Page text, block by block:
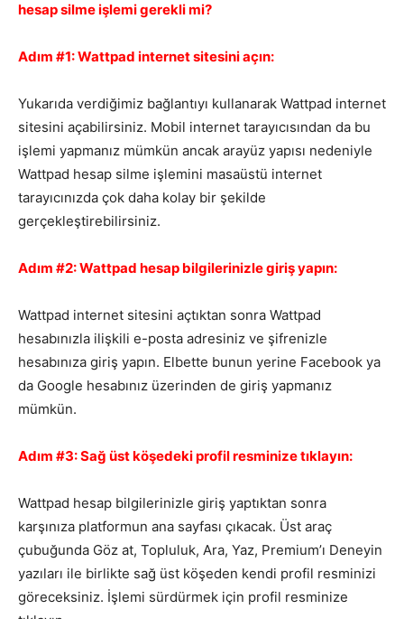
hesap silme işlemi gerekli mi?
Adım #1: Wattpad internet sitesini açın:
Yukarıda verdiğimiz bağlantıyı kullanarak Wattpad internet
sitesini açabilirsiniz. Mobil internet tarayıcısından da bu
işlemi yapmanız mümkün ancak arayüz yapısı nedeniyle
Wattpad hesap silme işlemini masaüstü internet
tarayıcınızda çok daha kolay bir şekilde
gerçekleştirebilirsiniz.
Adım #2: Wattpad hesap bilgilerinizle giriş yapın:
Wattpad internet sitesini açtıktan sonra Wattpad
hesabınızla ilişkili e-posta adresiniz ve şifrenizle
hesabınıza giriş yapın. Elbette bunun yerine Facebook ya
da Google hesabınız üzerinden de giriş yapmanız
mümkün.
Adım #3: Sağ üst köşedeki profil resminize tıklayın:
Wattpad hesap bilgilerinizle giriş yaptıktan sonra
karşınıza platformun ana sayfası çıkacak. Üst araç
çubuğunda Göz at, Topluluk, Ara, Yaz, Premium’ı Deneyin
yazıları ile birlikte sağ üst köşeden kendi profil resminizi
göreceksiniz. İşlemi sürdürmek için profil resminize